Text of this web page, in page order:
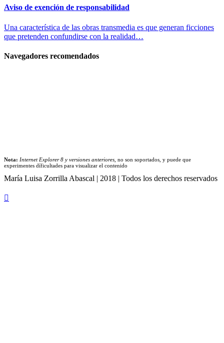
Aviso de exención de responsabilidad
Una característica de las obras transmedia es que generan ficciones
que pretenden confundirse con la realidad…
Navegadores recomendados
Nota: Internet Explorer 8 y versiones anteriores , no son soportados, y puede que
experimentes díficultades para visualizar el contenido
María Luisa Zorrilla Abascal | 2018 | Todos los derechos reservados